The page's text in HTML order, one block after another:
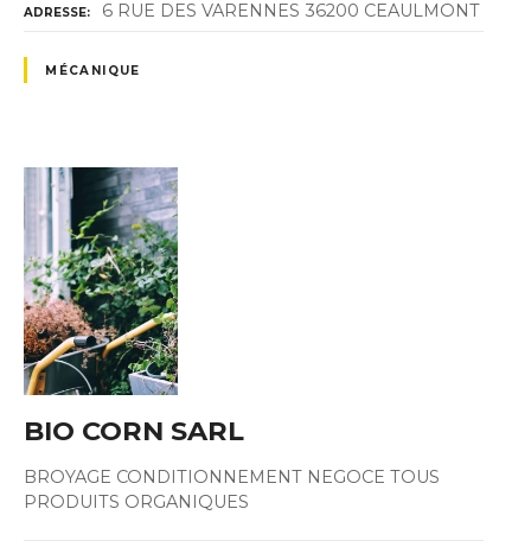
ADRESSE 6 RUE DES VARENNES 36200 CEAULMONT
MÉCANIQUE
BIO CORN SARL
BROYAGE CONDITIONNEMENT NEGOCE TOUS
PRODUITS ORGANIQUES